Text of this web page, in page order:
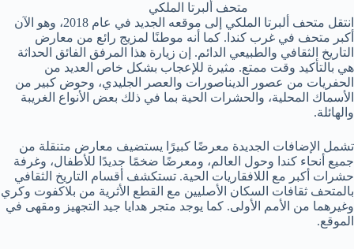
متحف ألبرتا الملكي
انتقل متحف ألبرتا الملكي إلى موقعه الجديد في عام 2018، وهو الآن
أكبر متحف في غرب كندا. كما أنه موطنًا لمزيج رائع من معارض
التاريخ الثقافي والطبيعي الدائم. إن زيارة هذا المرفق الفائق الحداثة
هي بالتأكيد وقت ممتع. مثيرة للإعجاب بشكل خاص العديد من
الحفريات من عصور الديناصورات والعصر الجليدي، وحوض كبير من
الأسماك المحلية، والحشرات الحية بما في ذلك بعض الأنواع الغريبة
والهائلة.
تشمل الإضافات الجديدة معرضًا كبيرًا يستضيف معارض متنقلة من
جميع أنحاء كندا وحول العالم، ومعرضًا ضخمًا جديدًا للأطفال، وغرفة
حشرات أكبر مع اللافقاريات الحية. تستكشف أقسام التاريخ الثقافي
بالمتحف ثقافات السكان الأصليين مع القطع الأثرية من بلاكفوت وكري
وغيرهما من الأمم الأولى. كما يوجد متجر هدايا جيد التجهيز ومقهى في
الموقع.